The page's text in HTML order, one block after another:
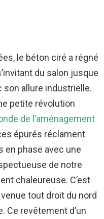
le béton ciré a régné
du salon jusque
son allure industrielle.
petite révolution
de l’aménagement
épurés réclament
en phase avec une
de notre
chaleureuse. C’est
tout droit du nord
Ce revêtement d’un